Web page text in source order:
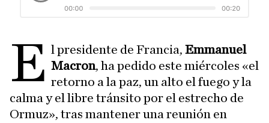
E l presidente de Francia,Emmanuel
Macron, ha pedido este miércoles «el
retorno a la paz, un alto el fuego y la
calma y el libre tránsito por el estrecho de
Ormuz», tras mantener una reunión en